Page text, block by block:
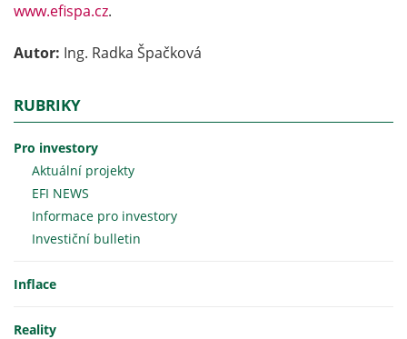
www.efispa.cz.
Autor: Ing. Radka Špačková
RUBRIKY
Pro investory
Aktuální projekty
EFI NEWS
Informace pro investory
Investiční bulletin
Inflace
Reality